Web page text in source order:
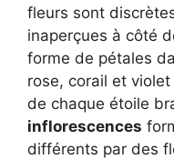
fleurs sont
inaperçues à côté
forme de pétales
rose, corail et
de chaque étoile
inflorescences
différents par des